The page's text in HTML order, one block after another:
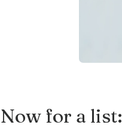
Now for a list: